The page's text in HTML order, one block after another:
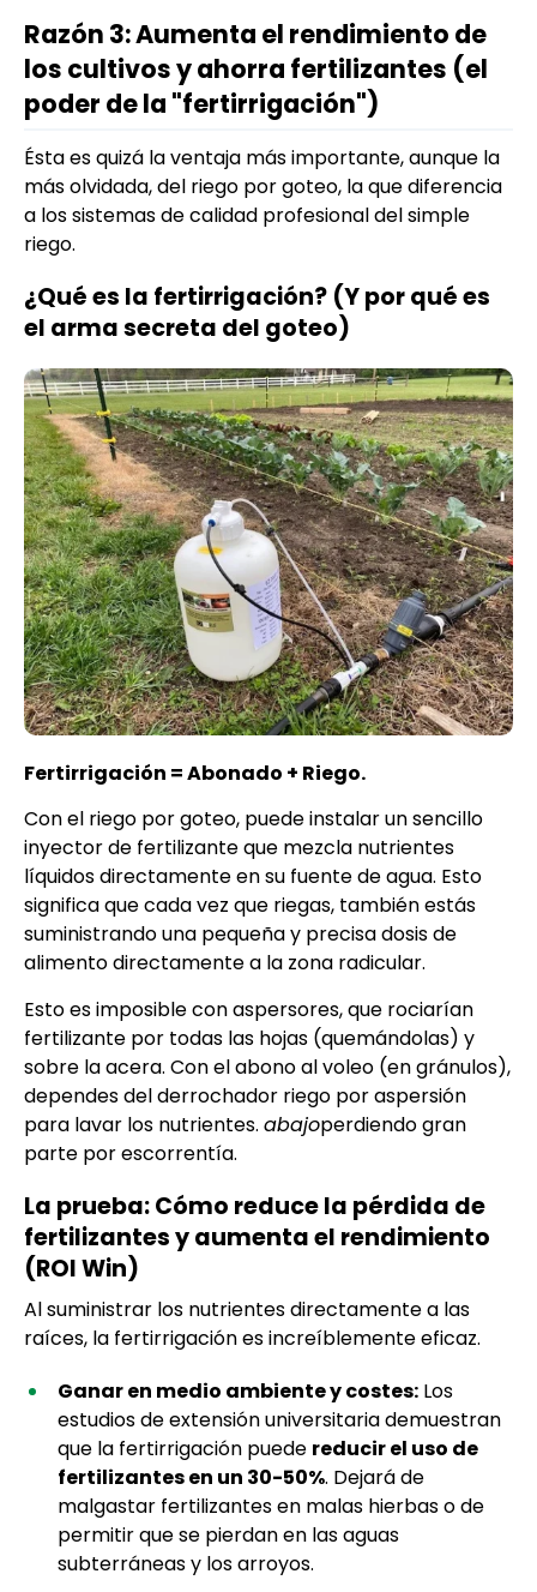
Razón 3: Aumenta el rendimiento de
los cultivos y ahorra fertilizantes (el
poder de la "fertirrigación")
Ésta es quizá la ventaja más importante, aunque la
más olvidada, del riego por goteo, la que diferencia
a los sistemas de calidad profesional del simple
riego.
¿Qué es la fertirrigación? (Y por qué es
el arma secreta del goteo)
Fertirrigación = Abonado + Riego.
Con el riego por goteo, puede instalar un sencillo
inyector de fertilizante que mezcla nutrientes
líquidos directamente en su fuente de agua. Esto
significa que cada vez que riegas, también estás
suministrando una pequeña y precisa dosis de
alimento directamente a la zona radicular.
Esto es imposible con aspersores, que rociarían
fertilizante por todas las hojas (quemándolas) y
sobre la acera. Con el abono al voleo (en gránulos),
dependes del derrochador riego por aspersión
para lavar los nutrientes. abajoperdiendo gran
parte por escorrentía.
La prueba: Cómo reduce la pérdida de
fertilizantes y aumenta el rendimiento
(ROI Win)
Al suministrar los nutrientes directamente a las
raíces, la fertirrigación es increíblemente eficaz.
Ganar en medio ambiente y costes: Los
estudios de extensión universitaria demuestran
que la fertirrigación puede reducir el uso de
fertilizantes en un 30-50%. Dejará de
malgastar fertilizantes en malas hierbas o de
permitir que se pierdan en las aguas
subterráneas y los arroyos.